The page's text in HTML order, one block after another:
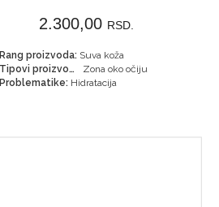
2.300,00 RSD.
Rang proizvoda: Suva koža
Tipovi proizvoda:
Zona oko očiju
Problematike: Hidratacija